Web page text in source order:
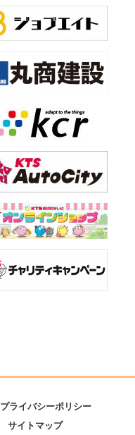
プライバシーポリシー
サイトマップ